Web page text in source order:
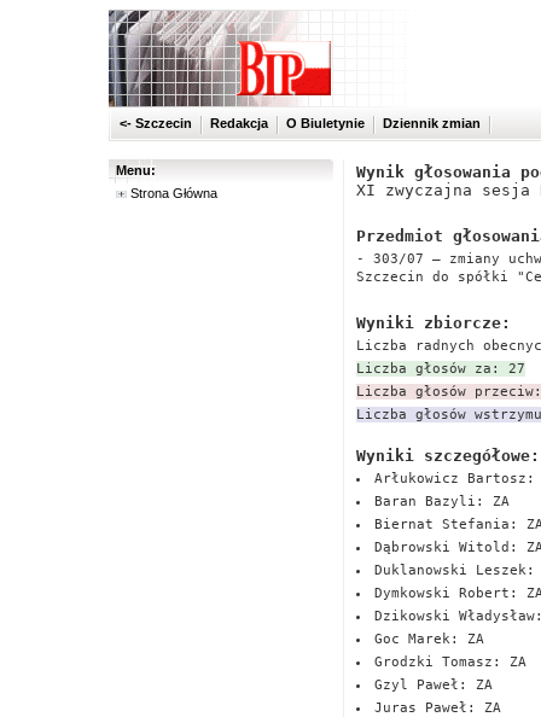
<- Szczecin Redakcja O Biuletynie Dziennik zmian
Menu:
Strona Główna
Wynik głosowania
XI zwyczajna sesja
Przedmiot
- 303/07 – zmiany
Szczecin do spółki
Wyniki zbiorcze:
Liczba radnych
Liczba głosów za: 27
Liczba głosów
Liczba głosów
Wyniki szczegółowe:
Arłukowicz Bartosz:
Baran Bazyli: ZA
Biernat Stefania:
Dąbrowski Witold:
Duklanowski Leszek:
Dymkowski Robert:
Dzikowski
Goc Marek: ZA
Grodzki Tomasz: ZA
Gzyl Paweł: ZA
Juras Paweł: ZA